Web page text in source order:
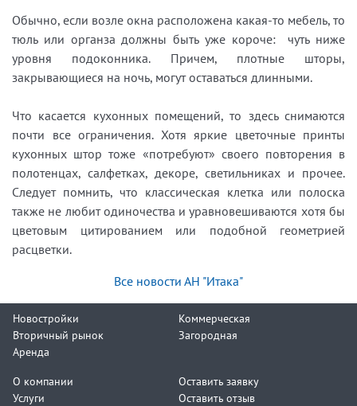
Обычно, если возле окна расположена какая-то мебель, то
тюль или органза должны быть уже короче: чуть ниже
уровня подоконника. Причем, плотные шторы,
закрывающиеся на ночь, могут оставаться длинными.
Что касается кухонных помещений, то здесь снимаются
почти все ограничения. Хотя яркие цветочные принты
кухонных штор тоже «потребуют» своего повторения в
полотенцах, салфетках, декоре, светильниках и прочее.
Следует помнить, что классическая клетка или полоска
также не любит одиночества и уравновешиваются хотя бы
цветовым цитированием или подобной геометрией
расцветки.
Все новости АН "Итака"
Новостройки
Вторичный рынок
Аренда
Коммерческая
Загородная
О компании
Услуги
Оставить заявку
Оставить отзыв